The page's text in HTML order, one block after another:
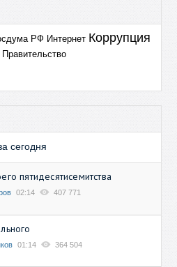
РФ Интернет Коррупция
Правительство
сегодня
пятидесятисемитства
02:14 407 771
01:14 364 504